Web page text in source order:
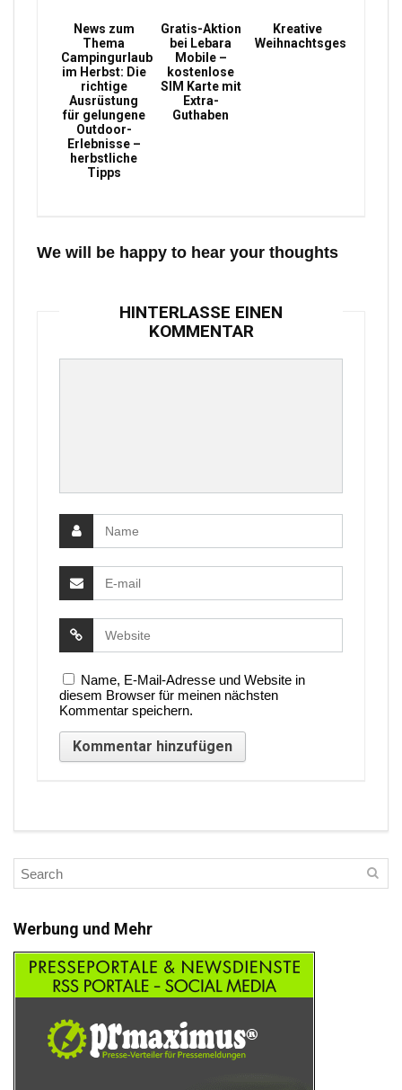
News zum
Thema
Campingurlaub
im Herbst: Die
richtige
Ausrüstung
für gelungene
Outdoor-
Erlebnisse –
herbstliche
Tipps
Gratis-Aktion
bei Lebara
Mobile –
kostenlose
SIM Karte mit
Extra-
Guthaben
Kreative
Weihnachtsgeschenke
We will be happy to hear your thoughts
HINTERLASSE EINEN
KOMMENTAR
Name, E-Mail-Adresse und Website in
diesem Browser für meinen nächsten
Kommentar speichern.
Werbung und Mehr